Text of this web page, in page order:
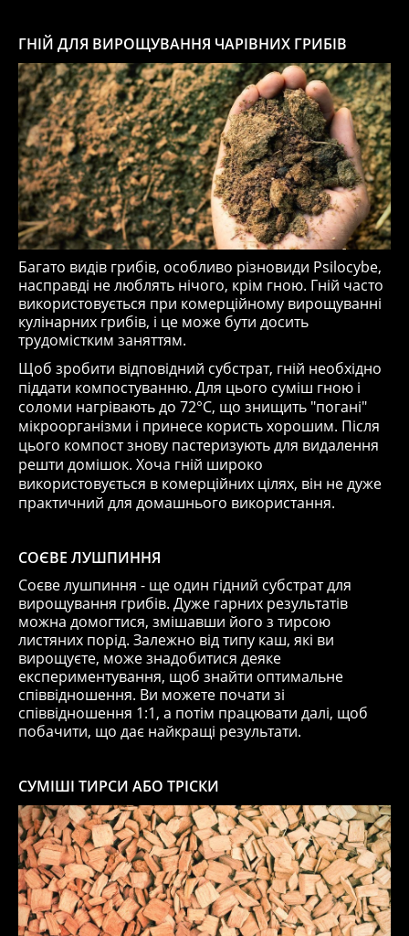
ГНІЙ ДЛЯ ВИРОЩУВАННЯ ЧАРІВНИХ ГРИБІВ
Багато видів грибів, особливо різновиди Psilocybe,
насправді не люблять нічого, крім гною. Гній часто
використовується при комерційному вирощуванні
кулінарних грибів, і це може бути досить
трудомістким заняттям.
Щоб зробити відповідний субстрат, гній необхідно
піддати компостуванню. Для цього суміш гною і
соломи нагрівають до 72°С, що знищить "погані"
мікроорганізми і принесе користь хорошим. Після
цього компост знову пастеризують для видалення
решти домішок. Хоча гній широко
використовується в комерційних цілях, він не дуже
практичний для домашнього використання.
СОЄВЕ ЛУШПИННЯ
Соєве лушпиння - ще один гідний субстрат для
вирощування грибів. Дуже гарних результатів
можна домогтися, змішавши його з тирсою
листяних порід. Залежно від типу каш, які ви
вирощуєте, може знадобитися деяке
експериментування, щоб знайти оптимальне
співвідношення. Ви можете почати зі
співвідношення 1:1, а потім працювати далі, щоб
побачити, що дає найкращі результати.
СУМІШІ ТИРСИ АБО ТРІСКИ